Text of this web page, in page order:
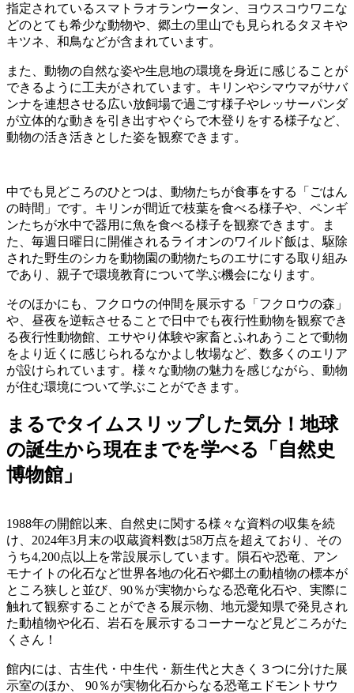
指定されているスマトラオランウータン、ヨウスコウワニな
どのとても希少な動物や、郷土の里山でも見られるタヌキや
キツネ、和鳥などが含まれています。
また、動物の自然な姿や生息地の環境を身近に感じることが
できるように工夫がされています。キリンやシマウマがサバ
ンナを連想させる広い放飼場で過ごす様子やレッサーパンダ
が立体的な動きを引き出すやぐらで木登りをする様子など、
動物の活き活きとした姿を観察できます。
中でも見どころのひとつは、動物たちが食事をする「ごはん
の時間」です。キリンが間近で枝葉を食べる様子や、ペンギ
ンたちが水中で器用に魚を食べる様子を観察できます。ま
た、毎週日曜日に開催されるライオンのワイルド飯は、駆除
された野生のシカを動物園の動物たちのエサにする取り組み
であり、親子で環境教育について学ぶ機会になります。
そのほかにも、フクロウの仲間を展示する「フクロウの森」
や、昼夜を逆転させることで日中でも夜行性動物を観察でき
る夜行性動物館、エサやり体験や家畜とふれあうことで動物
をより近くに感じられるなかよし牧場など、数多くのエリア
が設けられています。様々な動物の魅力を感じながら、動物
が住む環境について学ぶことができます。
まるでタイムスリップした気分！地球
の誕生から現在までを学べる「自然史
博物館」
1988年の開館以来、自然史に関する様々な資料の収集を続
け、2024年3月末の収蔵資料数は58万点を超えており、その
うち4,200点以上を常設展示しています。隕石や恐竜、アン
モナイトの化石など世界各地の化石や郷土の動植物の標本が
ところ狭しと並び、90％が実物からなる恐竜化石や、実際に
触れて観察することができる展示物、地元愛知県で発見され
た動植物や化石、岩石を展示するコーナーなど見どころがた
くさん！
館内には、古生代・中生代・新生代と大きく３つに分けた展
示室のほか、 90％が実物化石からなる恐竜エドモントサウ